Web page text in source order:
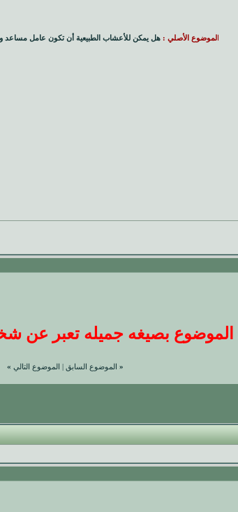
الموضوع الأصلي :هل يمكن للأعشاب الطبيعية أن تكون عامل مساعد
بصيغه جميله تعبر عن
« الموضوع السابق الموضوع التالي »